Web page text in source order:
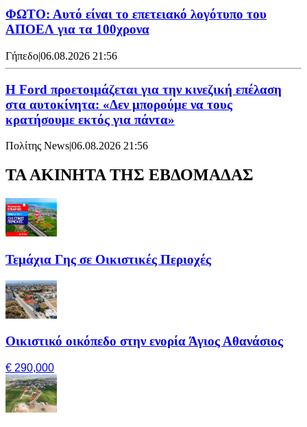
ΦΩΤΟ: Αυτό είναι το επετειακό λογότυπο του
ΑΠΟΕΛ για τα 100χρονα
Γήπεδο|06.08.2026 21:56
Η Ford προετοιμάζεται για την κινεζική επέλαση
στα αυτοκίνητα: «Δεν μπορούμε να τους
κρατήσουμε εκτός για πάντα»
Πολίτης News06.08.2026 21:56
ΤΑ ΑΚΙΝΗΤΑ ΤΗΣ ΕΒΔΟΜΑΔΑΣ
Τεμάχια Γης σε Οικιστικές Περιοχές
Οικιστικό οικόπεδο στην ενορία Άγιος Αθανάσιος
€ 290,000